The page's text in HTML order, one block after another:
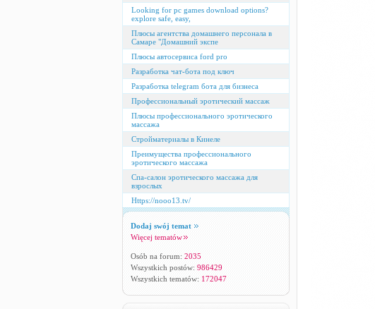
Looking for pc games download options?
explore safe, easy,
Плюсы агентства домашнего персонала в
Самаре "Домашний экспе
Плюсы автосервиса ford pro
Разработка чат-бота под ключ
Разработка telegram бота для бизнеса
Профессиональный эротический массаж
Плюсы профессионального эротического
массажа
Стройматериалы в Кинеле
Преимущества профессионального
эротического массажа
Спа-салон эротического массажа для
взрослых
Https://nooo13.tv/
Dodaj swój temat
Więcej tematów
Osób na forum: 2035
Wszystkich postów: 986429
Wszystkich tematów: 172047